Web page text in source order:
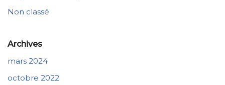
Non classé
Archives
mars 2024
octobre 2022